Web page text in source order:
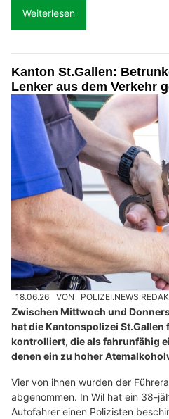
Weiterlesen
Kanton St.Gallen:
Lenker aus dem Verkehr
18.06.26 VON POLIZEI.NEWS
Zwischen Mittwoch und
hat die Kantonspolizei
kontrolliert, die als fahrunfähig
denen ein zu hoher
Vier von ihnen wurden der
abgenommen. In Wil hat ein 38-
Autofahrer einen Polizisten